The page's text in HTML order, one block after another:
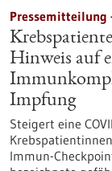
Pressemitteilung
Hinweis auf
Impfung
Steigert eine
Immun-